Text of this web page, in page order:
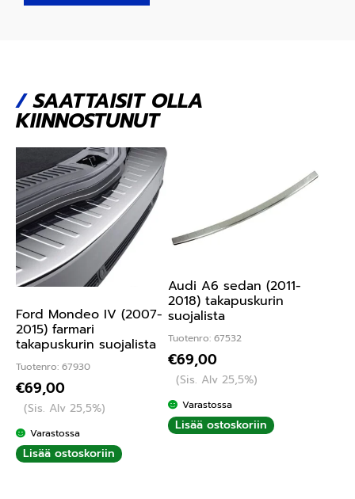
/SAATTAISIT OLLA
KIINNOSTUNUT
Ford Mondeo IV (2007-
2015) farmari
takapuskurin suojalista
Tuotenro: 67930
€69,00
(Sis. Alv 25,5%)
Varastossa
Lisää ostoskoriin
Audi A6 sedan (2011-
2018) takapuskurin
suojalista
Tuotenro: 67532
€69,00
(Sis. Alv 25,5%)
Varastossa
Lisää ostoskoriin